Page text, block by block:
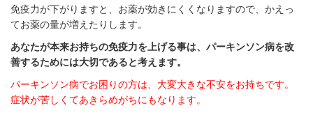
免疫力が下がりますと、お薬が効きにくくなりますので、かえっ
てお薬の量が増えたりします。
あなたが本来お持ちの免疫力を上げる事は、パーキンソン病を改
善するためには大切であると考えます。
パーキンソン病でお困りの方は、大変大きな不安をお持ちです。
症状が苦しくてあきらめがちにもなります。